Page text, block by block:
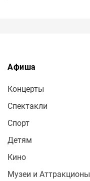
Афиша
Концерты
Спектакли
Спорт
Детям
Кино
Музеи и Аттракционы